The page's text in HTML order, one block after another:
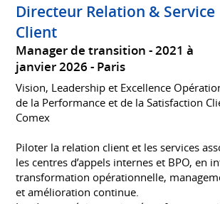
Directeur Relation & Service
Client
Manager de transition
2021 à
janvier 2026 Paris
Vision, Leadership et Excellence
de la Performance et de la Satisfaction
Comex
Piloter la relation client et les services
les centres d’appels internes et BPO, en
transformation opérationnelle,
et amélioration continue.